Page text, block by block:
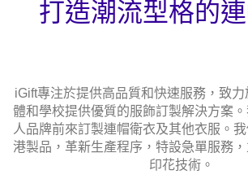
打造潮流型格的
iGift專注於提供高品質和快速服務，致力
體和學校提供優質的服飾訂製解決方案
人品牌前來訂製連帽衛衣及其他衣服。
港製品，革新生產程序，特設急單服務
印花技術。